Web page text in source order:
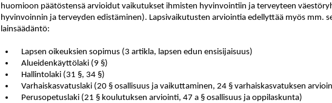
huomioon päätöstensä arvioidut vaikutukset ihmisten hyvinvointiin ja terveyteen
hyvinvoinnin ja terveyden edistäminen). Lapsivaikutusten arviointia edellyttää myös mm.
lainsäädäntö:
Lapsen oikeuksien sopimus (3 artikla, lapsen edun ensisijaisuus)
Alueidenkäyttölaki (9 §)
Hallintolaki (31 §, 34 §)
Varhaiskasvatuslaki (20 § osallisuus ja vaikuttaminen, 24 § varhaiskasvatuksen
Perusopetuslaki (21 § koulutuksen arviointi, 47 a § osallisuus ja oppilaskunta)